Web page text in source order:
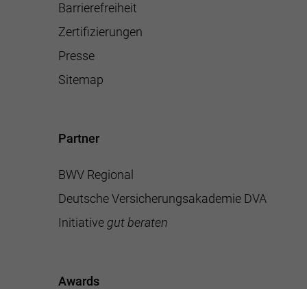
Barrierefreiheit
Zertifizierungen
Presse
Sitemap
Partner
BWV Regional
Deutsche Versicherungsakademie DVA
Initiative gut beraten
Awards